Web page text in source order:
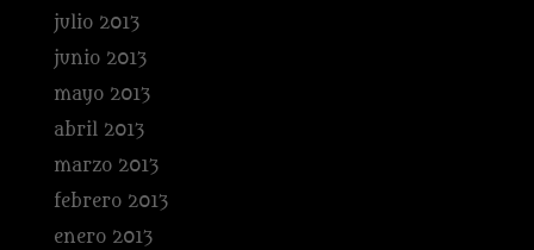
julio 2013
junio 2013
mayo 2013
abril 2013
marzo 2013
febrero 2013
enero 2013